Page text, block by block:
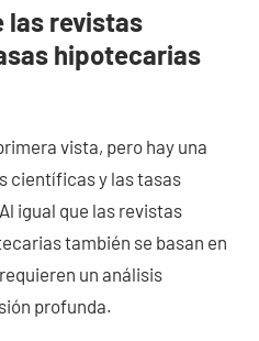
las revistas
hipotecarias
vista, pero hay una
científicas y las tasas
igual que las revistas
también se basan en
un análisis
profunda.